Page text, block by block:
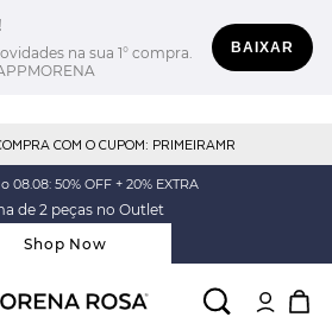
na sua 1° compra.
BAIXAR
COM O CUPOM: PRIMEIRAMR
08.08: 50% OFF + 20% EXTRA
de 2 peças no Outlet
Shop Now